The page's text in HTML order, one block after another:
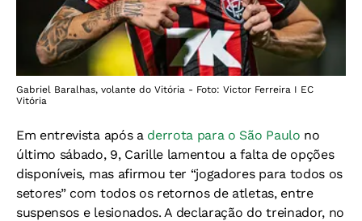
Gabriel Baralhas, volante do Vitória - Foto: Victor Ferreira I EC
Vitória
Em entrevista após a derrota para o São Paulo no
último sábado, 9, Carille lamentou a falta de opções
disponíveis, mas afirmou ter “jogadores para todos os
setores” com todos os retornos de atletas, entre
suspensos e lesionados. A declaração do treinador, no